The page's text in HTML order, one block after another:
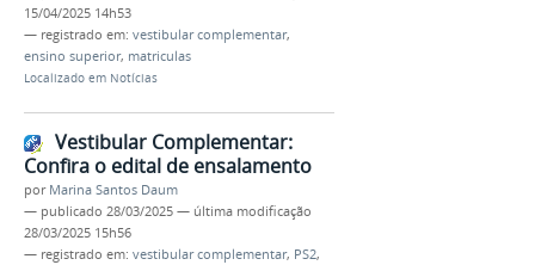
15/04/2025 14h53
— registrado em: vestibular complementar,
ensino superior, matriculas
Localizado em Notícias
Vestibular Complementar:
Confira o edital de ensalamento
por Marina Santos Daum
— publicado 28/03/2025 — última modificação
28/03/2025 15h56
— registrado em: vestibular complementar, PS2,